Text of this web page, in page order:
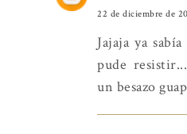
22 de diciembre de
Jajaja ya
pude
un besazo